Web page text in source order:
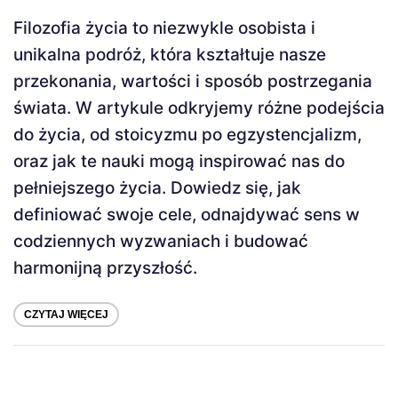
Filozofia życia to niezwykle osobista i
unikalna podróż, która kształtuje nasze
przekonania, wartości i sposób postrzegania
świata. W artykule odkryjemy różne podejścia
do życia, od stoicyzmu po egzystencjalizm,
oraz jak te nauki mogą inspirować nas do
pełniejszego życia. Dowiedz się, jak
definiować swoje cele, odnajdywać sens w
codziennych wyzwaniach i budować
harmonijną przyszłość.
CZYTAJ WIĘCEJ